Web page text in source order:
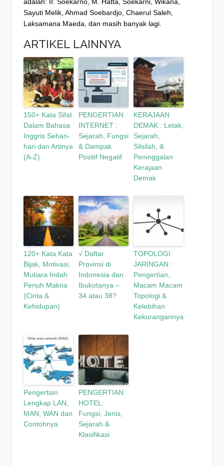
Sayuti Melik, Ahmad Soebardjo, Chaerul Saleh,
Laksamana Maeda, dan masih banyak lagi.
ARTIKEL LAINNYA
150+ Kata Sifat
Dalam Bahasa
Inggris Sehari-
hari dan Artinya
(A-Z)
PENGERTIAN
INTERNET :
Sejarah, Fungsi
& Dampak
Positif Negatif
KERAJAAN
DEMAK : Letak,
Sejarah,
Silsilah, &
Peninggalan
Kerajaan
Demak
120+ Kata Kata
Bijak, Motivasi,
Mutiara Indah
Penuh Makna
(Cinta &
Kehidupan)
√ Daftar
Provinsi di
Indonesia dan
Ibukotanya –
34 atau 38?
TOPOLOGI
JARINGAN :
Pengertian,
Macam Macam
Topologi &
Kelebihan
Kekurangannya
Pengertian
Lengkap LAN,
MAN, WAN dan
Contohnya
PENGERTIAN
HOTEL:
Fungsi, Jenis,
Sejarah &
Klasifikasi